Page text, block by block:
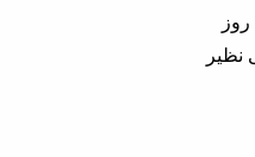
نظیر